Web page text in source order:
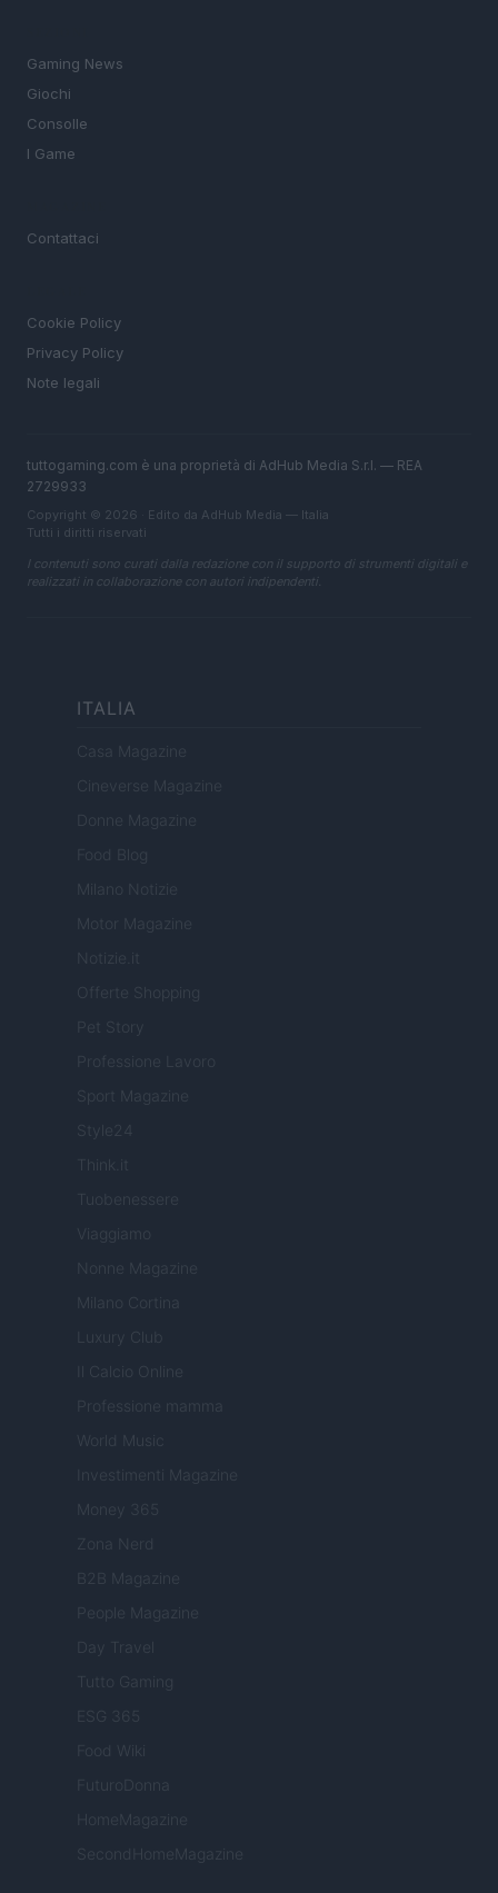
Gaming News
Giochi
Consolle
I Game
Contattaci
Cookie Policy
Privacy Policy
Note legali
tuttogaming.com è una proprietà di AdHub Media S.r.l. — REA
2729933
Copyright © 2026 · Edito da AdHub Media — Italia
Tutti i diritti riservati
I contenuti sono curati dalla redazione con il supporto di strumenti digitali e
realizzati in collaborazione con autori indipendenti.
ITALIA
Casa Magazine
Cineverse Magazine
Donne Magazine
Food Blog
Milano Notizie
Motor Magazine
Notizie.it
Offerte Shopping
Pet Story
Professione Lavoro
Sport Magazine
Style24
Tuobenessere
Viaggiamo
Nonne Magazine
Milano Cortina
Luxury Club
Il Calcio Online
Professione mamma
World Music
Investimenti Magazine
Money 365
Zona Nerd
B2B Magazine
People Magazine
Day Travel
Tutto Gaming
ESG 365
Food Wiki
FuturoDonna
HomeMagazine
SecondHomeMagazine